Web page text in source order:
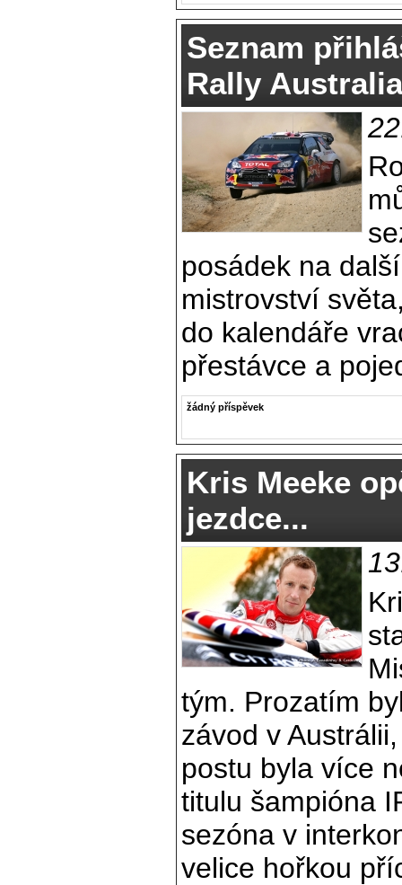
Seznam
Rally Australia
posádek na
mistrovství
do kalendáře
přestávce a
žádný příspěvek
Kris Meeke
jezdce...
tým. Prozatím
závod v
postu byla více
titulu šampióna
sezóna v
velice hořkou